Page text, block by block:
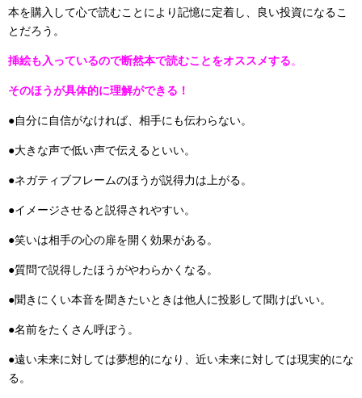
本を購入して心で読むことにより記憶に定着し、良い投資になるこ
とだろう。
挿絵も入っているので断然本で読むことをオススメする。
そのほうが具体的に理解ができる！
●自分に自信がなければ、相手にも伝わらない。
●大きな声で低い声で伝えるといい。
●ネガティブフレームのほうが説得力は上がる。
●イメージさせると説得されやすい。
●笑いは相手の心の扉を開く効果がある。
●質問で説得したほうがやわらかくなる。
●聞きにくい本音を聞きたいときは他人に投影して聞けばいい。
●名前をたくさん呼ぼう。
●遠い未来に対しては夢想的になり、近い未来に対しては現実的にな
る。